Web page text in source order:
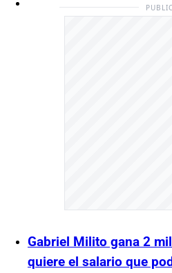
Gabriel Milito gana 2
quiere el salario que